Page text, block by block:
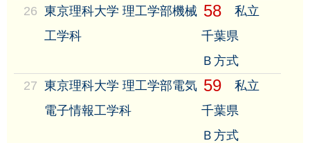
26 東京理科大学 理工学部機械
工学科
58
私立
千葉県
Ｂ方式
27 東京理科大学 理工学部電気
電子情報工学科
59
私立
千葉県
Ｂ方式